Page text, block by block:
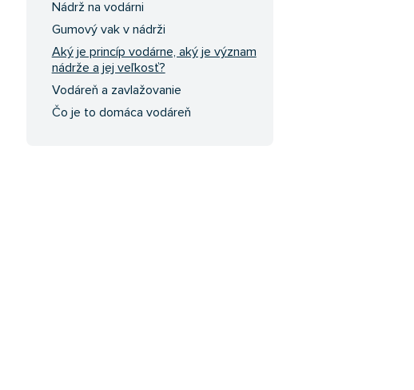
Nádrž na vodárni
Gumový vak v nádrži
Aký je princíp vodárne, aký je význam
nádrže a jej veľkosť?
Vodáreň a zavlažovanie
Čo je to domáca vodáreň